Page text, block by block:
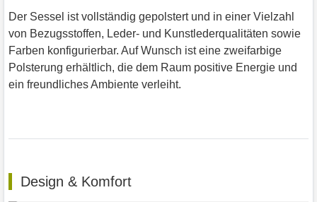
Der Sessel ist vollständig gepolstert und in einer Vielzahl
von Bezugsstoffen, Leder- und Kunstlederqualitäten sowie
Farben konfigurierbar. Auf Wunsch ist eine zweifarbige
Polsterung erhältlich, die dem Raum positive Energie und
ein freundliches Ambiente verleiht.
Design & Komfort